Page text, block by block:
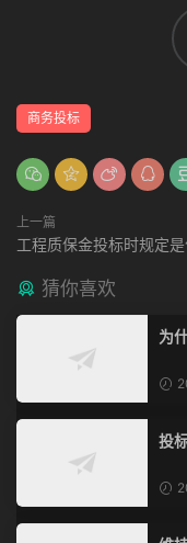
商务投标
上一篇
工程质保金投标时规定
猜你喜欢
为
投